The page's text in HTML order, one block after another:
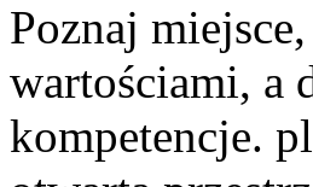
Poznaj
wartościami, a
kompetencje.